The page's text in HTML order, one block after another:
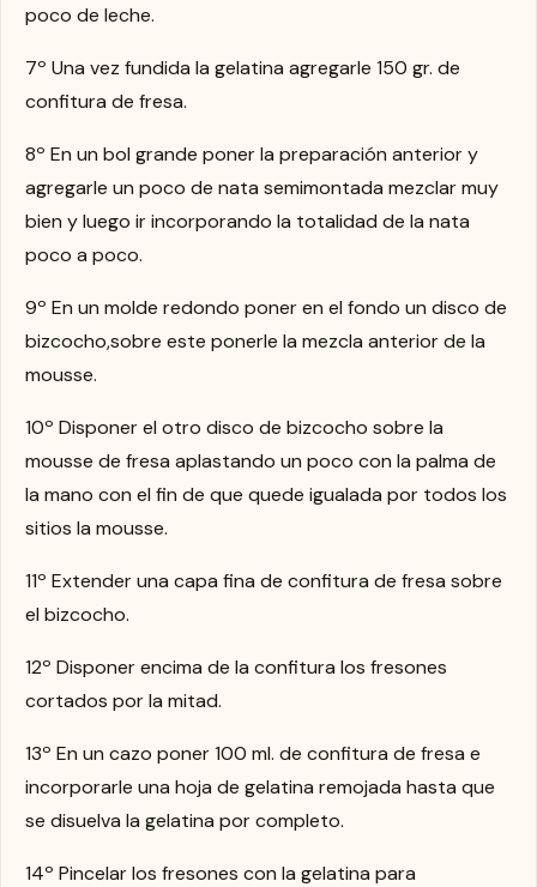
poco de leche.
7º Una vez fundida la gelatina agregarle 150 gr. de
confitura de fresa.
8º En un bol grande poner la preparación anterior y
agregarle un poco de nata semimontada mezclar muy
bien y luego ir incorporando la totalidad de la nata
poco a poco.
9º En un molde redondo poner en el fondo un disco de
bizcocho,sobre este ponerle la mezcla anterior de la
mousse.
10º Disponer el otro disco de bizcocho sobre la
mousse de fresa aplastando un poco con la palma de
la mano con el fin de que quede igualada por todos los
sitios la mousse.
11º Extender una capa fina de confitura de fresa sobre
el bizcocho.
12º Disponer encima de la confitura los fresones
cortados por la mitad.
13º En un cazo poner 100 ml. de confitura de fresa e
incorporarle una hoja de gelatina remojada hasta que
se disuelva la gelatina por completo.
14º Pincelar los fresones con la gelatina para